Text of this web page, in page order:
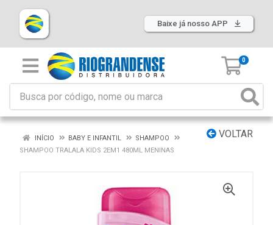
Baixe já nosso APP
0
VOLTAR
INÍCIO BABY E INFANTIL
SHAMPOO
SHAMPOO TRALALA KIDS 2EM1 480ML MENINAS